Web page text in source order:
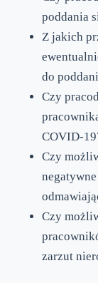
poddania
Z jakich
do
Czy
COVID-
Czy
Czy
zarzut